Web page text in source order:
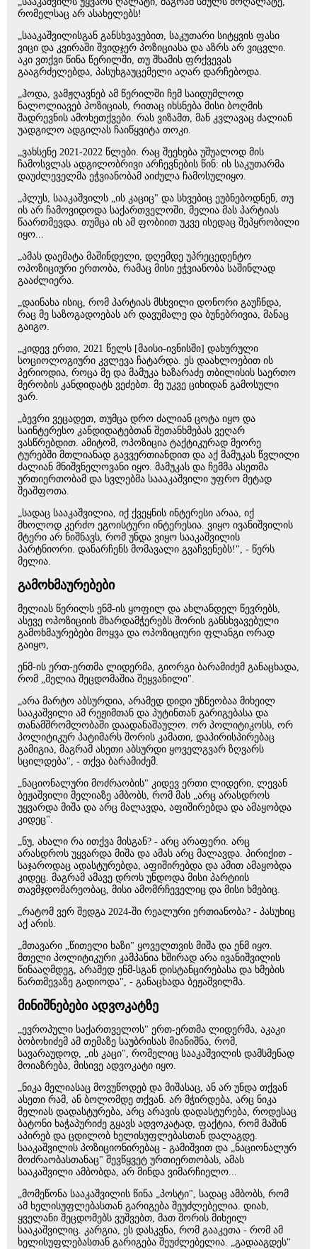
რომელსაც არ ასახელებს!
„სააკაშვილისგან განსხვავებით, საკუთარი სიტყვის ფასი
ვიცი და კვირაში შვიდჯერ პოზიციასა და აზრს არ ვიცვლი.
აკი ვთქვი წინა წერილში, თუ შხამის ფრქვევას
გააგრძელებდა, პასუხგაუცემელი აღარ დარჩებოდა.
„ჰოდა, ვამჟღავნებ ამ წერილში ჩემ საიდუმლოდ
ნალოლიავებ პოზიციას, რითაც იხსნება მისი ბოღმის
შადრევნის ამოხეთქვები. რას ვიზამთ, მან კვლავაც ძალიან
უადგილო ადგილას ჩაიწყვიტა თოკი.
„ვახსენე 2021-2022 წლები. რაც შეეხება უშუალოდ მის
ჩამოსვლას ადგილობრივი არჩევნების წინ: ის საკუთარმა
დაუძლეველმა ეჭვიანობამ აიძულა ჩამოსულიყო.
„პლუს, სააკაშვილს „ის კაციც" და სხვებიც ეუბნებოდნენ, თუ
ის არ ჩამოვიდოდა საქართველოში, მელია მას პარტიას
წაართმევდა. თუმცა ის ამ ფობიით უკვე ისედაც შეპყრობილი
იყო...
„ამას დაემატა მაშინდელი, დღემდე უპრეცედენტო
ოპოზიციური ერთობა, რამაც მისი ეჭვიანობა საშინლად
გააძლიერა.
„დაინახა ისიც, რომ პარტიას მსხვილი დონორი გაუჩნდა,
რაც მე საზოგადოებას არ დავუმალე და ბუნებრივია, მანაც
გაიგო.
„კიდევ ერთი, 2021 წელს [მაისი-ივნისში] დახურული
სოციოლოგიური კვლევა ჩატარდა. ეს დაახლოებით ის
პერიოდია, როცა მე და მამუკა ხაზარაძე თბილისის საერთო
მერობის კანდიდატს ვეძებთ. მე უკვე ციხიდან გამოსული
ვარ.
„ბევრი ვეცადეთ, თუმცა დრო ძალიან ცოტა იყო და
საინტერესო კანდიდატებთან შეთანხმებას ვეღარ
ვასწრებდით. ამიტომ, ოპოზიცია ტაქტიკურად მეორე
ტურებში მთლიანად გავვერთიანდით და აქ მამუკას წვლილი
ძალიან მნიშვნელოვანი იყო. მამუკას და ჩემმა ასეთმა
ურთიერთობამ და სვლებმა საააკაშვილი უფრო მეტად
შეაშფოთა.
„სადაც სააკაშვილია, იქ ქვეყნის ინტერესი არაა, იქ
მხოლოდ კერძო ეგოისტური ინტერესია. ვიყო ივანიშვილის
მტერი არ ნიშნავს, რომ უნდა ვიყო სააკაშვილის
პარტნიორი. დანარჩენს მომავალი გვაჩვენებს!", - წერს
მელია.
გამოხმაურებები
მელიას წერილს ენმ-ის ყოფილ და ახლანდელ წევრებს,
ასევე ოპოზიციის მხარდამჭერებს შორის განსხვავებული
გამოხმაურებები მოყვა და ოპოზიციური ფლანგი ორად
გაიყო,
ენმ-ის ერთ-ერთმა ლიდერმა, გიორგი ბარამიძემ განაცხადა,
რომ „მელია შეცდომაშია შეყვანილი".
„არა მარტო აბსურდია, არამედ დიდი უზნეობაა მიხეილ
სააკაშვილი ამ რეჟიმთან და პუტინთან გარიგებასა და
თანამშრომლობაში დაადანაშაულო. ორ პოლიტიკოსს, ორ
პოლიტიკურ პატიმარს შორის კამათი, დაპირისპირებაც
გამიგია, მაგრამ ასეთი აბსურდი ყოველგვარ ზღვარს
სცილდება", - თქვა ბარამიძემ.
„ნაციონალური მოძრაობის" კიდევ ერთი ლიდერი, ლევან
ბეჟაშვილი მელიაზე ამბობს, რომ მას „არც არასდროს
უყვარდა მიშა და არც მალავდა, აფიშირებდა და ამაყობდა
კიდეც".
„ნუ, ახალი რა ითქვა მისგან? - არც არაფერი. არც
არასდროს უყვარდა მიშა და ამას არც მალავდა. პირიქით -
საჯაროდაც ადასტურებდა, აფიშირებდა და ამით ამაყობდა
კიდეც. მაგრამ ამავე დროს უნდოდა მისი პარტიის
თავმჯდომარეობაც, მისი ამომრჩეველიც და მისი ხმებიც.
„რატომ ვერ შედგა 2024-ში რეალური ერთიანობა? - პასუხიც
აქ არის.
„მთავარი „წითელი ხაზი" ყოველთვის მიშა და ენმ იყო.
მთელი პოლიტიკური კამპანია ხშირად არა ივანიშვილის
წინააღმდეგ, არამედ ენმ-სგან დისტანცირებასა და ხმების
წართმევაზე გადიოდა", - განაცხადა ბეჟაშვილმა.
მინიშნებები ადვოკატზე
„ევროპული საქართველოს" ერთ-ერთმა ლიდერმა, აკაკი
ბობოხიძემ ამ თემაზე საუბრისას მიანიშნა, რომ,
სავარაუდოდ, „ის კაცი", რომელიც სააკაშვილის დამსმენად
მოიაზრება, მისივე ადვოკატი იყო.
„ნიკა მელიასაც მოვუწოდებ და მიშასაც, ან არ უნდა თქვან
ასეთი რამ, ან ბოლომდე თქვან. არ მჭირდება, არც ნიკა
მელიას დადასტურება, არც არავის დადასტურება, როდესაც
ბატონი ხაჭაპურიძე გყავს ადვოკატად, ფაქტია, რომ მაშინ
აპირებ და ცდილობ ხელისუფლებასთან დალაგდე.
სააკაშვილის პოზიციონირებაც - გამიშვით და „ნაციონალურ
მოძრაობასთანაც" შევწყვეტ ურთიერთობას, ამას
სააკაშვილი ამბობდა, არ მინდა ვიმარჩიელო...
„მომეწონა სააკაშვილის წინა „პოსტი", სადაც ამბობს, რომ
ამ ხელისუფლებასთან გარიგება შეუძლებელია. დიახ,
ყველანი შეცდომებს ვუშვებთ, მათ შორის მიხეილ
სააკაშვილიც. კარგია, ეს დასკვნა, რომ გააკეთა - რომ ამ
ხელისუფლებასთან გარიგება შეუძლებელია. „გადააგდეს"